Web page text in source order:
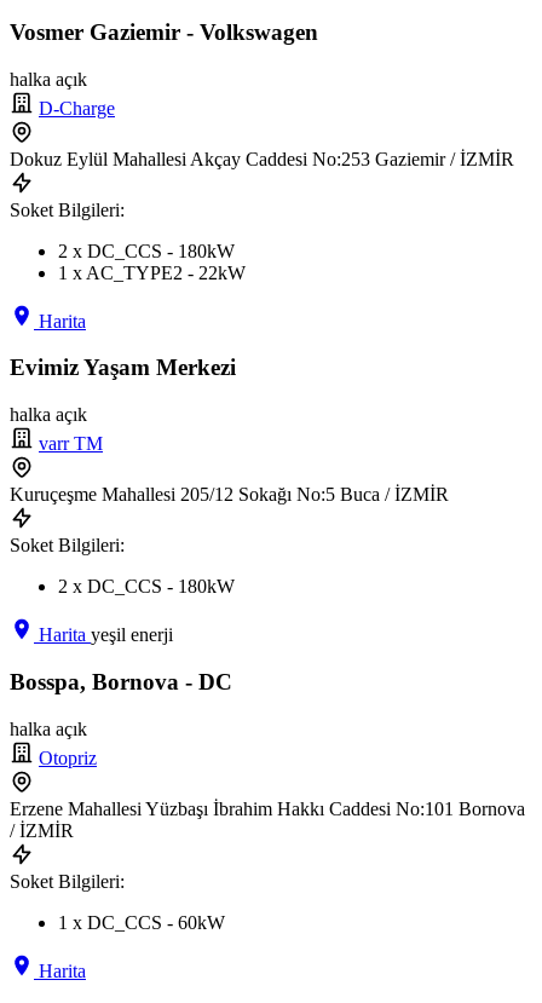
Vosmer Gaziemir - Volkswagen
halka açık
D-Charge
Dokuz Eylül Mahallesi Akçay Caddesi No:253 Gaziemir / İZMİR
Soket Bilgileri:
2 x DC_CCS - 180kW
1 x AC_TYPE2 - 22kW
Harita
Evimiz Yaşam Merkezi
halka açık
varr TM
Kuruçeşme Mahallesi 205/12 Sokağı No:5 Buca / İZMİR
Soket Bilgileri:
2 x DC_CCS - 180kW
Harita yeşil enerji
Bosspa, Bornova - DC
halka açık
Otopriz
Erzene Mahallesi Yüzbaşı İbrahim Hakkı Caddesi No:101 Bornova
/ İZMİR
Soket Bilgileri:
1 x DC_CCS - 60kW
Harita